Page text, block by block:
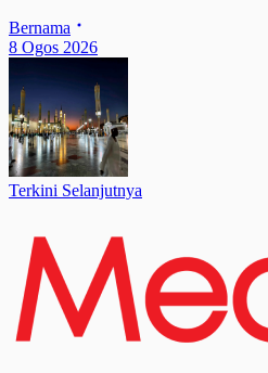
Bernama
8 Ogos 2026
Terkini Selanjutnya